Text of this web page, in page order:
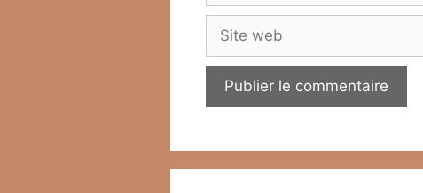
Site
web